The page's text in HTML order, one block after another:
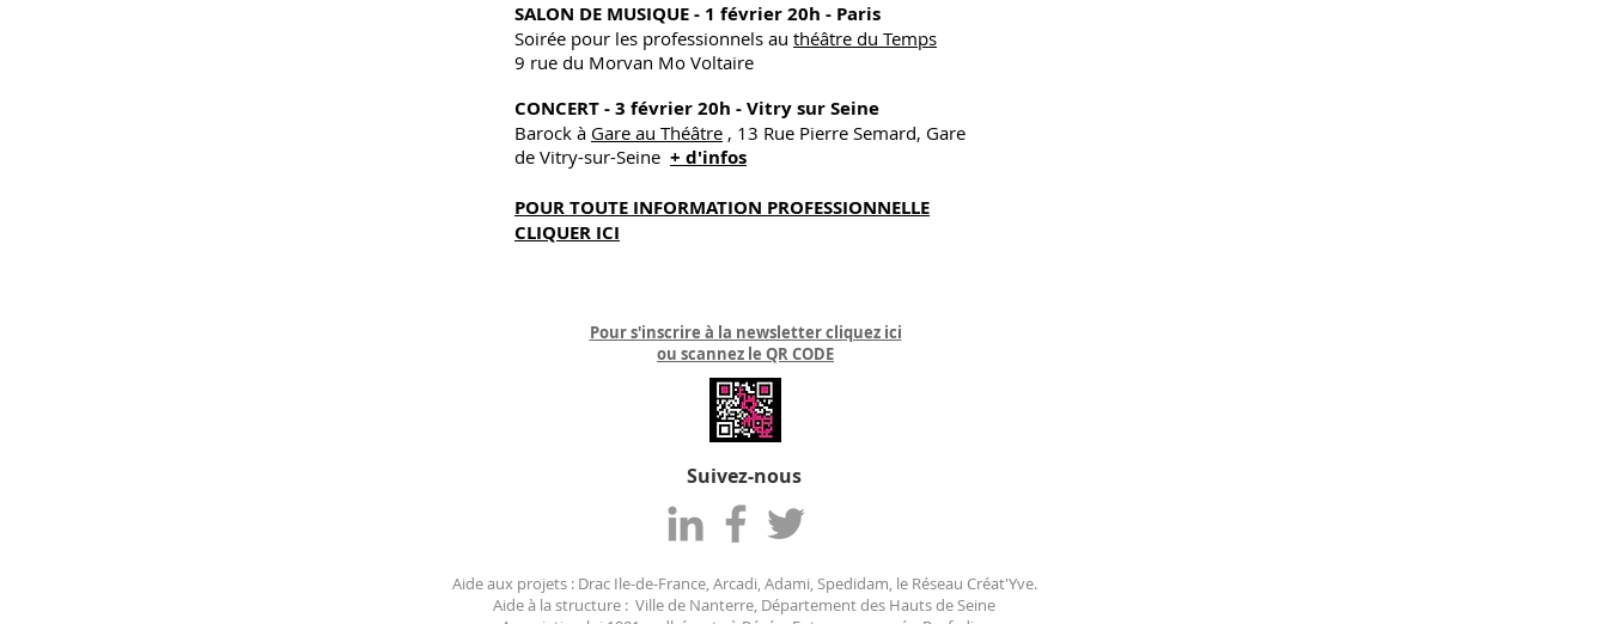
SALON DE MUSIQUE - 1 février 20h - Paris
Soirée pour les professionnels au théâtre du Temps
9 rue du Morvan Mo Voltaire
CONCERT - 3 février 20h - Vitry sur Seine
Barock à Gare au Théâtre , 13 Rue Pierre Semard, Gare
de Vitry-sur-Seine + d'infos
POUR TOUTE INFORMATION PROFESSIONNELLE
CLIQUER ICI
Pour s'inscrire à la newsletter cliquez ici
ou scannez le QR CODE
Suivez-nous
Aide aux projets : Drac Ile-de-France, Arcadi, Adami, Spedidam, le Réseau Créat'Yve.
Aide à la structure : Ville de Nanterre, Département des Hauts de Seine